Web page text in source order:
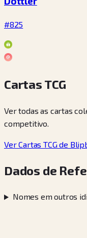
#825
Cartas TCG
Ver todas as cartas
competitivo.
Ver Cartas TCG de
Dados de
Nomes em outros